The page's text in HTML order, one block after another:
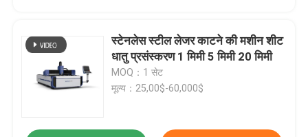
स्टेनलेस स्टील लेजर काटने की मशीन शीट
धातु प्रसंस्करण 1 मिमी 5 मिमी 20 मिमी
MOQ：1 सेट
मूल्य：25,00$-60,000$